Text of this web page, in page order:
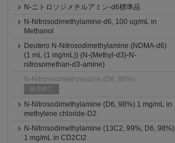
N-ニトロソジメチルアミン-d6標準品
N-Nitrosodimethylamine-d6, 100 ug/mL in
Methanol
Deutero N-Nitrosodimethylamine (NDMA-d6)
(1 mL (1 mg/mL)) (N-(Methyl-d3)-N-
nitrosomethan-d3-amine)
N-Nitrosodimethylamine (D6, 98%)
販売終了
N-Nitrosodimethylamine (D6, 98%) 1 mg/mL in
methylene chloride-D2
N-Nitrosodimethylamine (13C2, 99%; D6, 98%)
1 mg/mL in CD2Cl2